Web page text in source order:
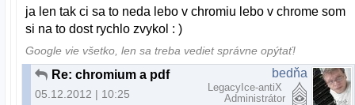
ja len tak ci sa to neda lebo v chromiu lebo v chrome som
si na to dost rychlo zvykol : )
Google vie všetko, len sa treba vediet správne opýtať!
Re: chromium a pdf
05.12.2012 | 10:25
bedňa
LegacyIce-antiX
Administrátor